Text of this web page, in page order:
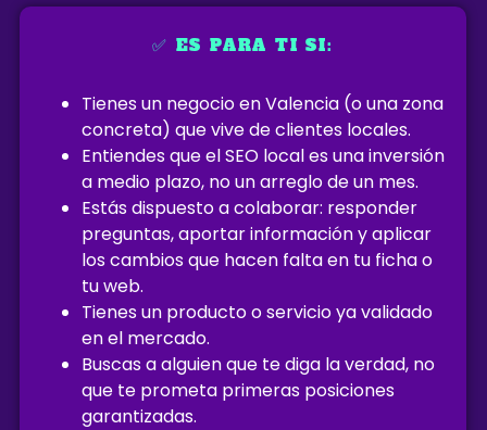
✅ ES PARA TI SI:
Tienes un negocio en Valencia (o una zona
concreta) que vive de clientes locales.
Entiendes que el SEO local es una inversión
a medio plazo, no un arreglo de un mes.
Estás dispuesto a colaborar: responder
preguntas, aportar información y aplicar
los cambios que hacen falta en tu ficha o
tu web.
Tienes un producto o servicio ya validado
en el mercado.
Buscas a alguien que te diga la verdad, no
que te prometa primeras posiciones
garantizadas.